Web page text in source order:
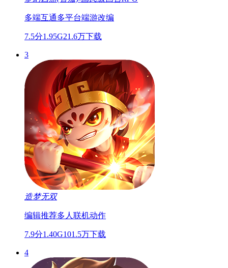
多端互通多平台端游改编
7.5分1.95G21.6万下载
3
造梦无双
编辑推荐多人联机动作
7.9分1.40G101.5万下载
4